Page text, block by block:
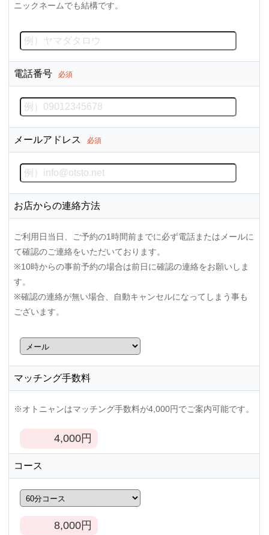
ニックネームでも結構です。
電話番号 必須
メールアドレス 必須
お店からの連絡方法
ご利用日当日、ご予約の1時間前までに必ず電話またはメールに
て確認のご連絡をいただいております。
※10時からの事前予約の場合は前日に確認の連絡をお願いしま
す。
※確認の連絡が無い場合、自動キャンセルになってしまう事も
ございます。
マッチング手数料
※オトニャンはマッチング手数料が4,000円でご案内可能です。
4,000円
コース
8,000円